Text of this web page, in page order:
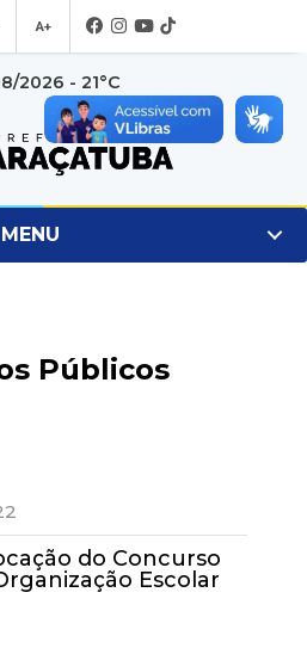
A+
2026 - 21°C
MENU
Públicos
do Concurso
Escolar